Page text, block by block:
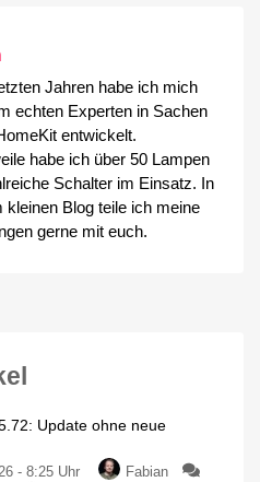
Jahren habe ich mich
echten Experten in Sachen
entwickelt.
habe ich über 50 Lampen
Schalter im Einsatz. In
kleinen Blog teile ich meine
gerne mit euch.
Update ohne neue
- 8:25 Uhr
Fabian